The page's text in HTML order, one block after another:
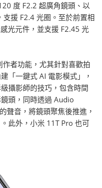
度 F2.2 超廣角鏡頭、以
援 F2.4 光圈。至於前置相
光元件，並支援 F2.45 光
者功能，尤其針對喜歡拍
「一鍵式 AI 電影模式」，
攝影師的技巧，包含時間
頭，同時透過 Audio
聲音，將鏡頭聚焦後推進，
此外，小米 11T Pro 也可